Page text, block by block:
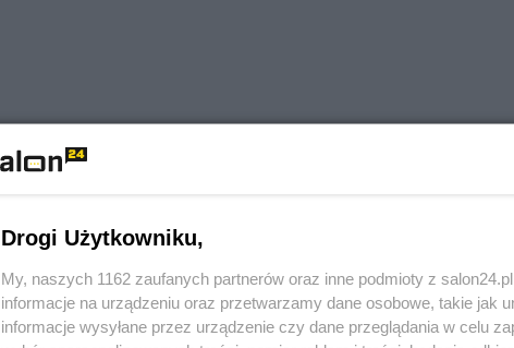
Drogi Użytkowniku,
My, naszych 1162 zaufanych partnerów oraz inne podmioty z
informacje na urządzeniu oraz przetwarzamy dane osobowe, takie jak
informacje wysyłane przez urządzenie czy dane przeglądania w celu